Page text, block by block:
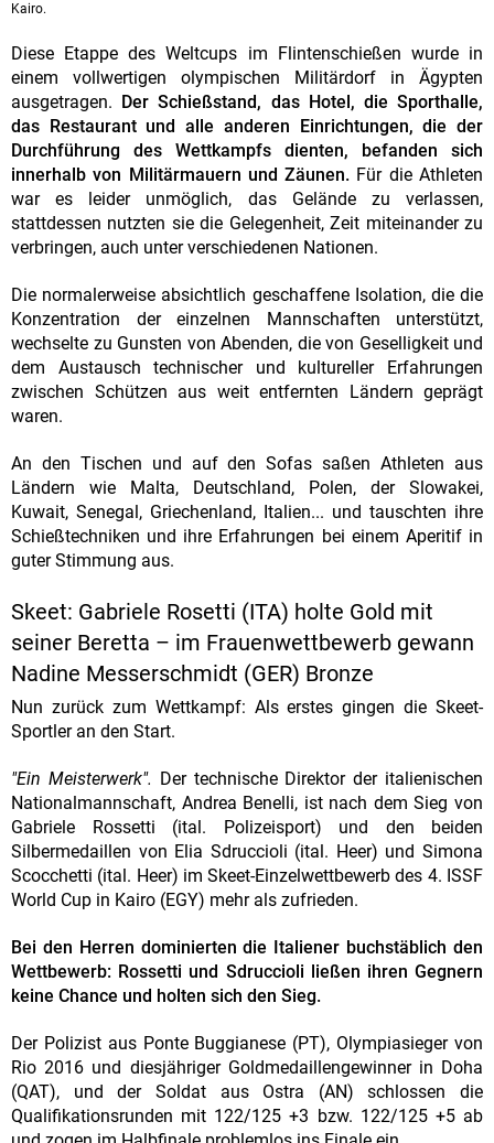
Kairo.
Diese Etappe des Weltcups im Flintenschießen wurde in
einem vollwertigen olympischen Militärdorf in Ägypten
ausgetragen.
Der Schießstand, das Hotel, die Sporthalle,
das Restaurant und alle anderen Einrichtungen, die der
Durchführung des Wettkampfs dienten, befanden sich
innerhalb von Militärmauern und Zäunen. Für die Athleten
war es leider unmöglich, das Gelände zu verlassen,
stattdessen nutzten sie die Gelegenheit, Zeit miteinander zu
verbringen, auch unter verschiedenen Nationen.
Die normalerweise absichtlich geschaffene Isolation, die die
Konzentration der einzelnen Mannschaften unterstützt,
wechselte zu Gunsten von Abenden, die von Geselligkeit und
dem Austausch technischer und kultureller Erfahrungen
zwischen Schützen aus weit entfernten Ländern geprägt
waren.
An den Tischen und auf den Sofas saßen Athleten aus
Ländern wie Malta, Deutschland, Polen, der Slowakei,
Kuwait, Senegal, Griechenland, Italien... und tauschten ihre
Schießtechniken und ihre Erfahrungen bei einem Aperitif in
guter Stimmung aus.
Skeet: Gabriele Rosetti (ITA) holte Gold mit
seiner Beretta – im Frauenwettbewerb gewann
Nadine Messerschmidt (GER) Bronze
Nun zurück zum Wettkampf: Als erstes gingen die Skeet-
Sportler an den Start.
"Ein Meisterwerk". Der technische Direktor der italienischen
Nationalmannschaft, Andrea Benelli, ist nach dem Sieg von
Gabriele Rossetti (ital. Polizeisport) und den beiden
Silbermedaillen von Elia Sdruccioli (ital. Heer) und Simona
Scocchetti (ital. Heer) im Skeet-Einzelwettbewerb des 4. ISSF
World Cup in Kairo (EGY) mehr als zufrieden.
Bei den Herren dominierten die Italiener buchstäblich den
Wettbewerb: Rossetti und Sdruccioli ließen ihren Gegnern
keine Chance und holten sich den Sieg.
Der Polizist aus Ponte Buggianese (PT), Olympiasieger von
Rio 2016 und diesjähriger Goldmedaillengewinner in Doha
(QAT), und der Soldat aus Ostra (AN) schlossen die
Qualifikationsrunden mit 122/125 +3 bzw. 122/125 +5 ab